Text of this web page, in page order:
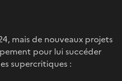
mais de nouveaux projets
pour lui succéder
supercritiques :